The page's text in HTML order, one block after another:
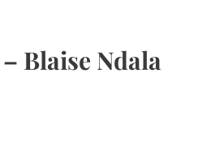
Blaise Ndala